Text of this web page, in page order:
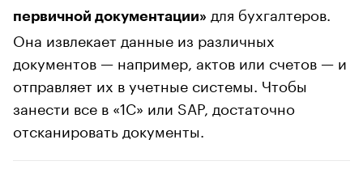
первичной документации» для бухгалтеров.
Она извлекает данные из различных
документов — например, актов или счетов — и
отправляет их в учетные системы. Чтобы
занести все в «1С» или SAP, достаточно
отсканировать документы.